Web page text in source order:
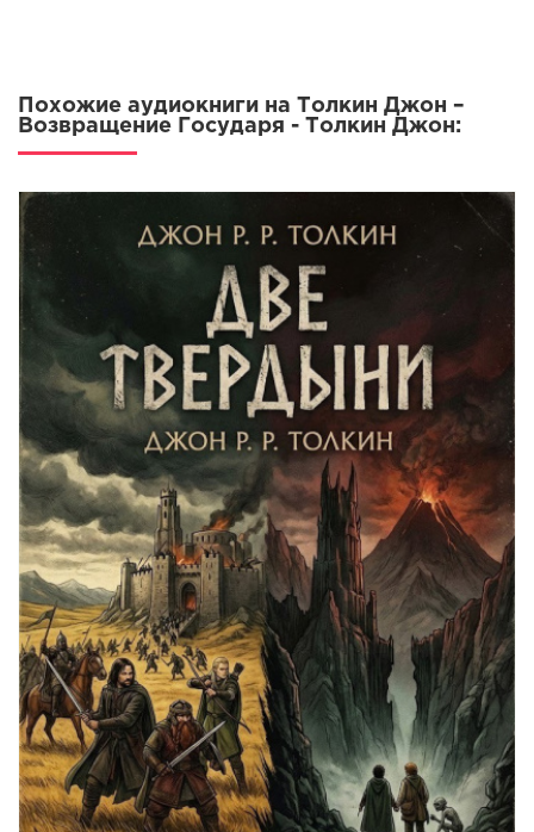
Похожие аудиокниги на Толкин Джон –
Возвращение Государя - Толкин Джон: